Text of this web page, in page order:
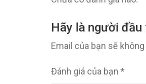
Hãy là người đầu
Email của bạn sẽ
Đánh giá của bạn *